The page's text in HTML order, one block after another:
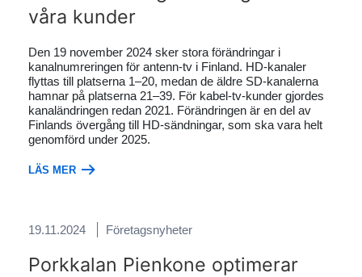
våra kunder
Den 19 november 2024 sker stora förändringar i
kanalnumreringen för antenn-tv i Finland. HD-kanaler
flyttas till platserna 1–20, medan de äldre SD-kanalerna
hamnar på platserna 21–39. För kabel-tv-kunder gjordes
kanaländringen redan 2021. Förändringen är en del av
Finlands övergång till HD-sändningar, som ska vara helt
genomförd under 2025.
LÄS MER
19.11.2024 Företagsnyheter
Porkkalan Pienkone optimerar